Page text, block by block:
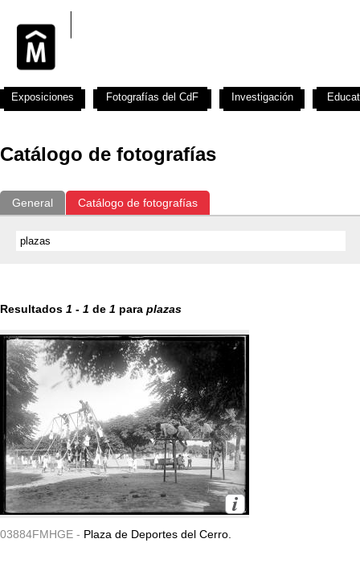
Catálogo de fotografías
General Catálogo de fotografías
Resultados 1 - 1 de 1 para plazas
03884FMHGE - Plaza de Deportes del Cerro.
Exposiciones Fotografías del CdF Investigación